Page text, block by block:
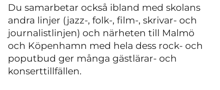
Du samarbetar också ibland med skolans
andra linjer (jazz-, folk-, film-, skrivar- och
journalistlinjen) och närheten till Malmö
och Köpenhamn med hela dess rock- och
poputbud ger många gästlärar- och
konserttillfällen.